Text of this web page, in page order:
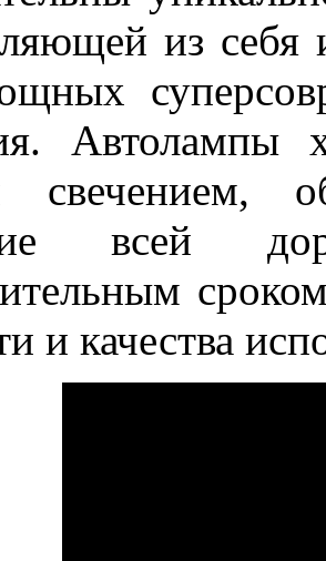
из себя
Автолампы
всей
и качества